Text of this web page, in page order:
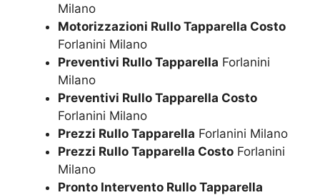
Milano
Motorizzazioni Rullo Tapparella Costo
Forlanini Milano
Preventivi Rullo Tapparella Forlanini
Milano
Preventivi Rullo Tapparella Costo
Forlanini Milano
Prezzi Rullo Tapparella Forlanini Milano
Prezzi Rullo Tapparella Costo Forlanini
Milano
Pronto Intervento Rullo Tapparella